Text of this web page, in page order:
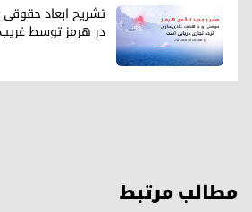
تشریح ابعاد
در هرمز توسط
مطالب مرتبط